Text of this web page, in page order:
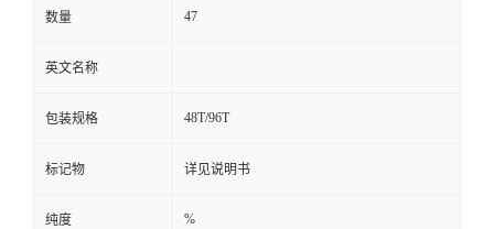
数量 47
英文名称
包装规格 48T/96T
标记物 详见说明书
纯度 %